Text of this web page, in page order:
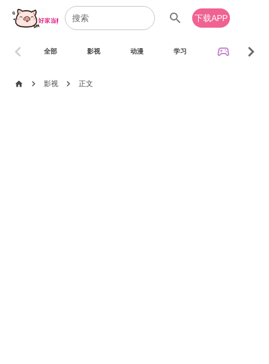
search 下载APP
全部 影视 动漫 学习 sports_esports
chevron_left chevron_right
home chevron_right 影视 chevron_right 正文